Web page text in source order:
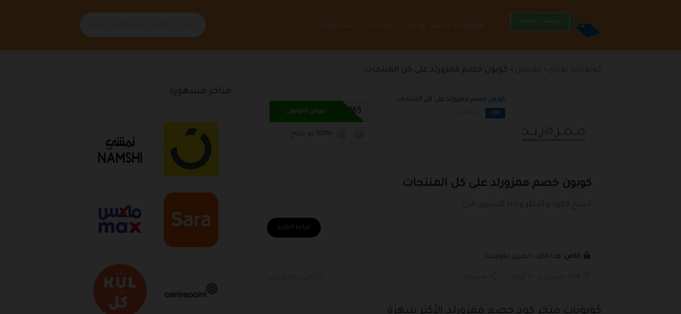
إلى
كوبونات خصم توباى المتاجر التصنيفات
كوبونات توباى > ملابس > كوبون خصم ممزورلد على كل المنتجات
كوبون خصم ممزورلد على كل المنتجات
كود MORE165 عرض الكوبون
100% تم بنجاح
قراءة المزيد
كوبون خصم ممزورلد على كل المنتجات
خاص: هذا الكود حصرى لموقعنا
كوبونات متجر كود خصم ممزورلد الأكثر شهرة
متاجر مشهورة